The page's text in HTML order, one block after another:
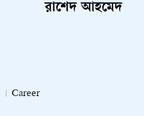
রাশেদ আহমেদ
Career